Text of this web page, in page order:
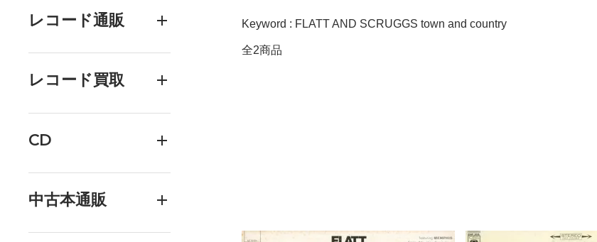
レコード通販
レコード買取
CD
中古本通販
Keyword : FLATT AND SCRUGGS town and country
全2商品